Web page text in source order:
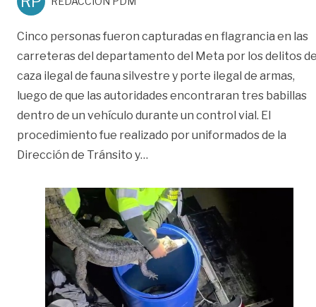
Cinco personas fueron capturadas en flagrancia en las
carreteras del departamento del Meta por los delitos
caza ilegal de fauna silvestre y porte ilegal de armas,
luego de que las autoridades encontraran tres babillas
dentro de un vehículo durante un control vial. El
procedimiento fue realizado por uniformados de la
Dirección de Tránsito y…